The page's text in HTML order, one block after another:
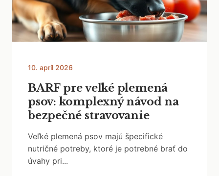
10. apríl 2026
BARF pre veľké plemená
psov: komplexný návod na
bezpečné stravovanie
Veľké plemená psov majú špecifické
nutričné potreby, ktoré je potrebné brať do
úvahy pri...